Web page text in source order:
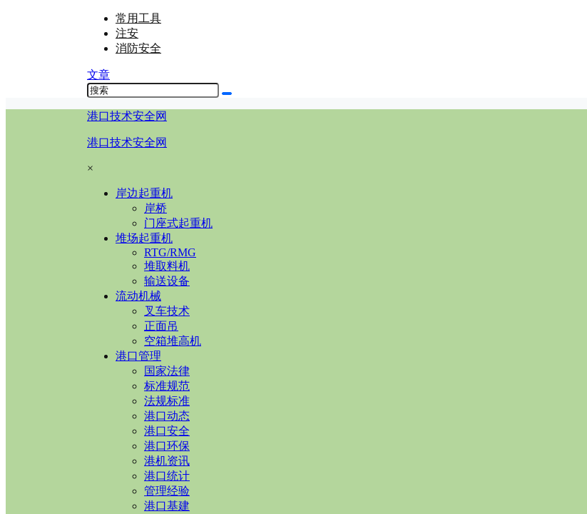
常用工具
注安
消防安全
文章
港口技术安全网
港口技术安全网
×
岸边起重机
岸桥
门座式起重机
堆场起重机
RTG/RMG
堆取料机
输送设备
流动机械
叉车技术
正面吊
空箱堆高机
港口管理
国家法律
标准规范
法规标准
港口动态
港口安全
港口环保
港机资讯
港口统计
管理经验
港口基建